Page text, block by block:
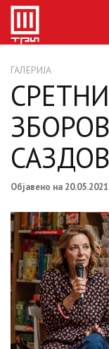
ГАЛЕРИЈА
Објавено на 20.05.2021